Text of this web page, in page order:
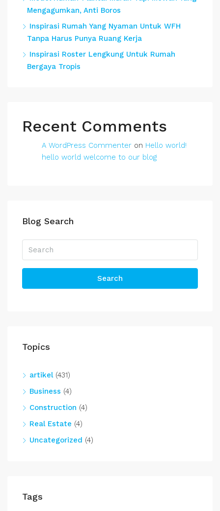
Mengagumkan, Anti Boros
Inspirasi Rumah Yang Nyaman Untuk WFH
Tanpa Harus Punya Ruang Kerja
Inspirasi Roster Lengkung Untuk Rumah
Bergaya Tropis
Recent Comments
A WordPress Commenter on Hello world!
hello world welcome to our blog
Blog Search
Search
Topics
artikel(431)
Business (4)
Construction (4)
Real Estate (4)
Uncategorized (4)
Tags